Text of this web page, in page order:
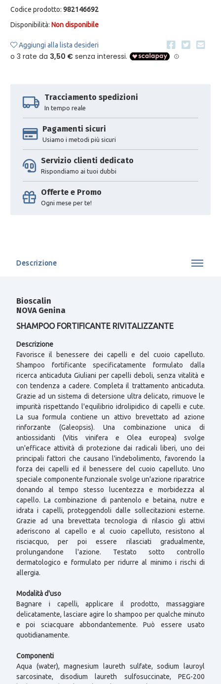
Codice prodotto: 982146692
Disponibilità: Non disponibile
Aggiungi alla lista desideri
Tracciamento spedizioni
In tempo reale
Pagamenti sicuri
Usiamo i metodi più sicuri
Servizio clienti dedicato
Rispondiamo ai tuoi dubbi
Offerte e Promo
Ogni mese per te!
Descrizione
Bioscalin
NOVA Genina
SHAMPOO FORTIFICANTE RIVITALIZZANTE
Descrizione
Favorisce il benessere dei capelli e del cuoio capelluto.
Shampoo fortificante specificatamente formulato dalla
ricerca anticaduta Giuliani per capelli deboli, senza vitalità e
con tendenza a cadere. Completa il trattamento anticaduta.
Grazie ad un sistema di detersione ultra delicato, rimuove le
impurità rispettando l'equilibrio idrolipidico di capelli e cute.
La sua formula contiene un attivo brevettato ad azione
rinforzante (Galeopsis). Una combinazione unica di
antiossidanti (Vitis vinifera e Olea europea) svolge
un'efficace attività di protezione dai radicali liberi, uno dei
principali fattori che causano l'indebolimento, favorendo la
forza dei capelli ed il benessere del cuoio capelluto. Uno
speciale componente funzionale svolge un'azione riparatrice
donando al tempo stesso lucentezza e morbidezza al
capello. La combinazione di pantenolo e betaina, nutre e
idrata i capelli, proteggendoli dalle sollecitazioni esterne.
Grazie ad una brevettata tecnologia di rilascio gli attivi
aderiscono al capello e al cuoio capelluto, resistono al
risciacquo, per poi essere rilasciati gradualmente,
prolungandone l'azione. Testato sotto controllo
dermatologico e formulato per ridurre al minimo i rischi di
allergia.
Modalità d'uso
Bagnare i capelli, applicare il prodotto, massaggiare
delicatamente, lasciare agire lo shampoo per qualche minuto
e poi sciacquare abbondantemente. Può essere usato
quotidianamente.
Componenti
Aqua (water), magnesium laureth sulfate, sodium lauroyl
sarcosinate, disodium laureth sulfosuccinate, PEG-200